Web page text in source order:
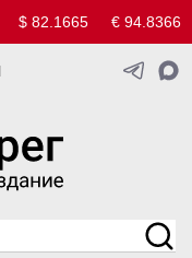
$ 82.1665 € 94.8366